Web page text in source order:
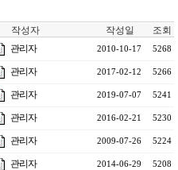
작성자 작성일 조회
관리자 2010-10-17 5268
관리자 2017-02-12 5266
관리자 2019-07-07 5241
관리자 2016-02-21 5230
관리자 2009-07-26 5224
관리자 2014-06-29 5208